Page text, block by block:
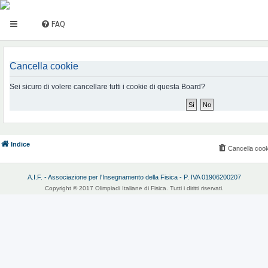
FAQ
Cancella cookie
Sei sicuro di volere cancellare tutti i cookie di questa Board?
Indice
Cancella
A.I.F. - Associazione per l'Insegnamento della Fisica - P. IVA 01906200207
Copyright © 2017 Olimpiadi Italiane di Fisica. Tutti i diritti riservati.